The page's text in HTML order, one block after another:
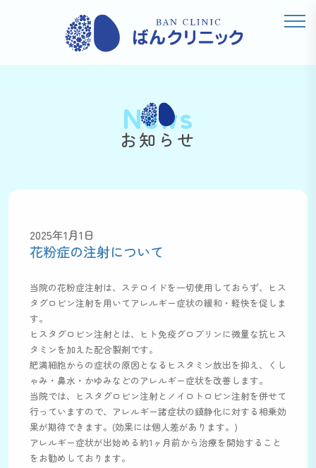
News
お知らせ
2025年1月1日
花粉症の注射について
当院の花粉症注射は、ステロイドを一切使用しておらず、ヒス
タグロビン注射を用いてアレルギー症状の緩和・軽快を促しま
す。
ヒスタグロビン注射とは、ヒト免疫グロブリンに微量な抗ヒス
タミンを加えた配合製剤です。
肥満細胞からの症状の原因となるヒスタミン放出を抑え、くし
ゃみ・鼻水・かゆみなどのアレルギー症状を改善します。
当院では、ヒスタグロビン注射とノイロトロピン注射を併せて
行っていますので、アレルギー諸症状の鎮静化に対する相乗効
果が期待できます。(効果には個人差があります。)
アレルギー症状が出始める約1ヶ月前から治療を開始すること
をお勧めしております。